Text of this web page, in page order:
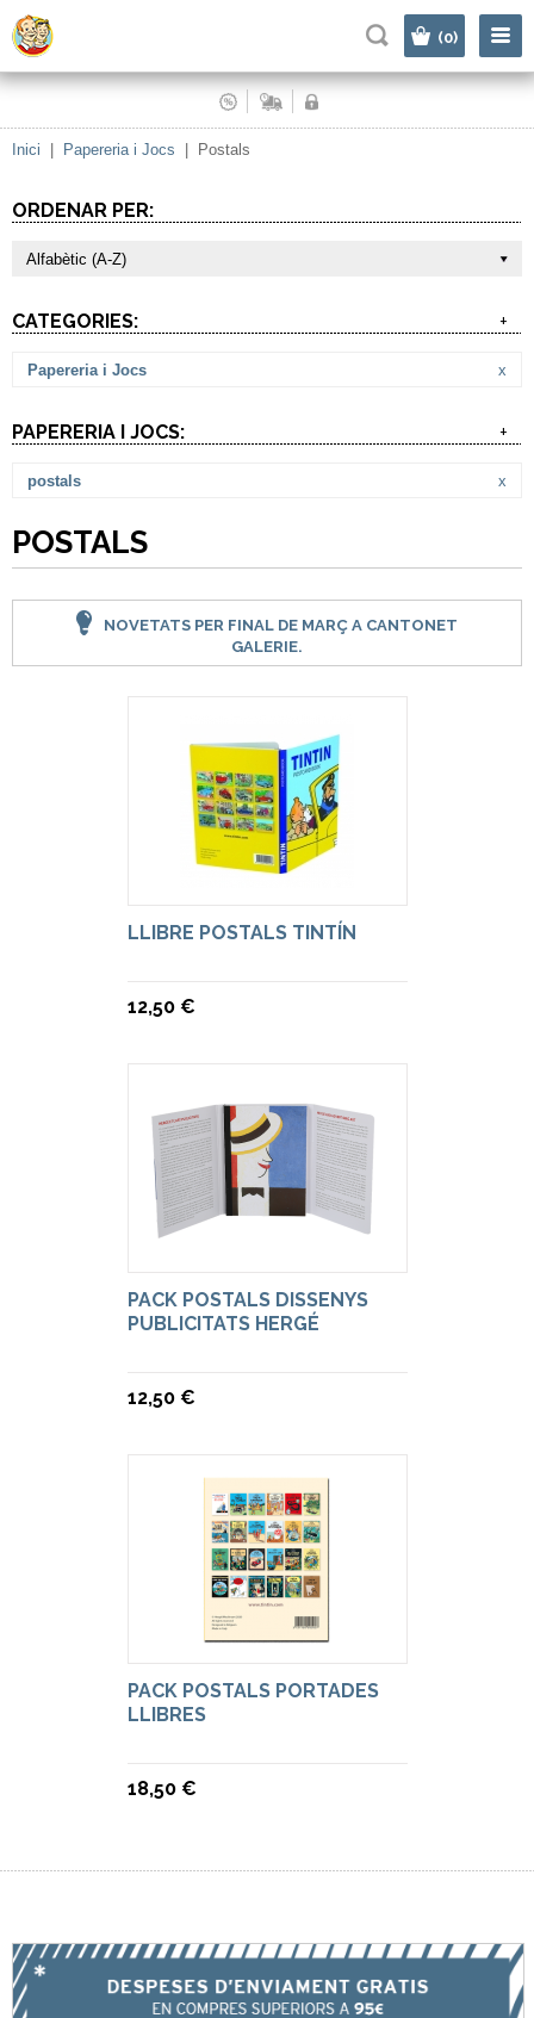
(0)
Inici Papereria i Jocs Postals
ORDENAR PER:
Alfabètic (A-Z)
CATEGORIES: +
Papereria i Jocs x
PAPERERIA I JOCS: +
postals x
POSTALS
NOVETATS PER FINAL DE MARÇ A CANTONET
GALERIE.
LLIBRE POSTALS TINTÍN
12,50 €
PACK POSTALS DISSENYS
PUBLICITATS HERGÉ
12,50 €
PACK POSTALS PORTADES
LLIBRES
18,50 €